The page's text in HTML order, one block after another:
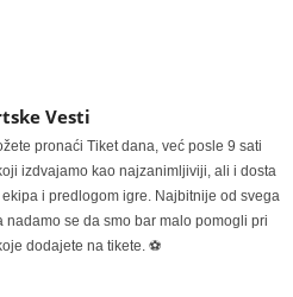
Vesti
pronaći Tiket dana, već posle 9 sati
izdvajamo kao najzanimljiviji, ali i dosta
i predlogom igre. Najbitnije od svega
nadamo se da smo bar malo pomogli pri
dodajete na tikete. ⚽